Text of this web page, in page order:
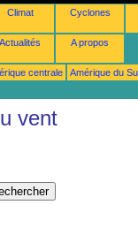
Climat Cyclones
Actualités A propos
centrale
Amérique du
vent